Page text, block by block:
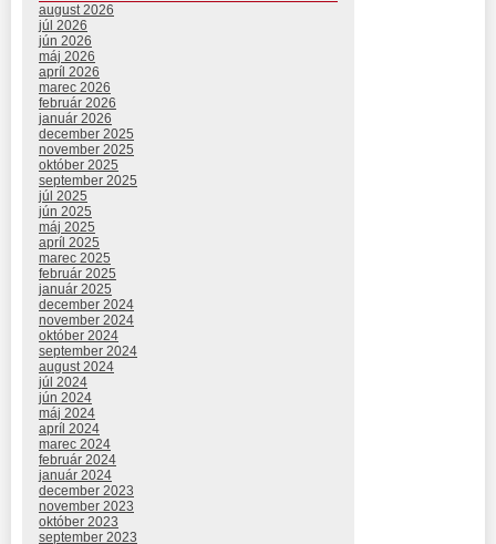
august 2026
júl 2026
jún 2026
máj 2026
apríl 2026
marec 2026
február 2026
január 2026
december 2025
november 2025
október 2025
september 2025
júl 2025
jún 2025
máj 2025
apríl 2025
marec 2025
február 2025
január 2025
december 2024
november 2024
október 2024
september 2024
august 2024
júl 2024
jún 2024
máj 2024
apríl 2024
marec 2024
február 2024
január 2024
december 2023
november 2023
október 2023
september 2023